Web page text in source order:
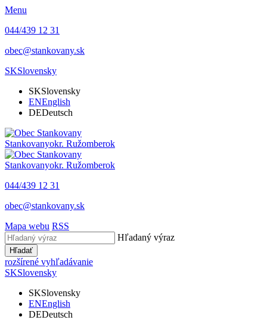
Menu
044/439 12 31
obec@stankovany.sk
SKSlovensky
SKSlovensky
ENEnglish
DEDeutsch
Stankovanyokr. Ružomberok
Stankovanyokr. Ružomberok
044/439 12 31
obec@stankovany.sk
Mapa webu RSS
Hľadaný výraz
Hľadať
rozšírené vyhľadávanie
SKSlovensky
SKSlovensky
ENEnglish
DEDeutsch